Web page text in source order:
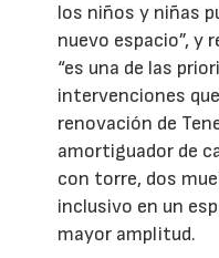
los niños y niñas
nuevo espacio”, y
“es una de las
intervenciones
renovación de
amortiguador de
con torre, dos
inclusivo en un
mayor amplitud.